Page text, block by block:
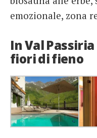
emozionale, zona
In Val
fiori di fieno